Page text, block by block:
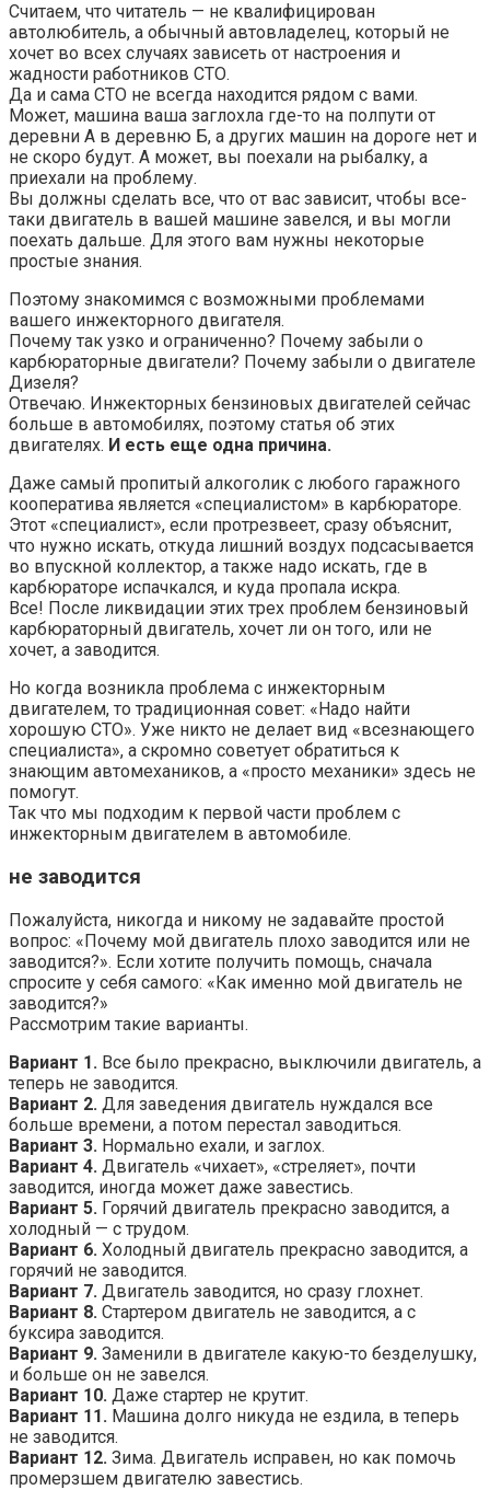
Считаем, что читатель — не квалифицирован
автолюбитель, а обычный автовладелец, который не
хочет во всех случаях зависеть от настроения и
жадности работников СТО.
Да и сама СТО не всегда находится рядом с вами.
Может, машина ваша заглохла где-то на полпути от
деревни А в деревню Б, а других машин на дороге нет и
не скоро будут. А может, вы поехали на рыбалку, а
приехали на проблему.
Вы должны сделать все, что от вас зависит, чтобы все-
таки двигатель в вашей машине завелся, и вы могли
поехать дальше. Для этого вам нужны некоторые
простые знания.
Поэтому знакомимся с возможными проблемами
вашего инжекторного двигателя.
Почему так узко и ограниченно? Почему забыли о
карбюраторные двигатели? Почему забыли о двигателе
Дизеля?
Отвечаю. Инжекторных бензиновых двигателей сейчас
больше в автомобилях, поэтому статья об этих
двигателях. И есть еще одна причина.
Даже самый пропитый алкоголик с любого гаражного
кооператива является «специалистом» в карбюраторе.
Этот «специалист», если протрезвеет, сразу объяснит,
что нужно искать, откуда лишний воздух подсасывается
во впускной коллектор, а также надо искать, где в
карбюраторе испачкался, и куда пропала искра.
Все! После ликвидации этих трех проблем бензиновый
карбюраторный двигатель, хочет ли он того, или не
хочет, а заводится.
Но когда возникла проблема с инжекторным
двигателем, то традиционная совет: «Надо найти
хорошую СТО». Уже никто не делает вид «всезнающего
специалиста», а скромно советует обратиться к
знающим автомехаников, а «просто механики» здесь не
помогут.
Так что мы подходим к первой части проблем с
инжекторным двигателем в автомобиле.
не заводится
Пожалуйста, никогда и никому не задавайте простой
вопрос: «Почему мой двигатель плохо заводится или не
заводится?». Если хотите получить помощь, сначала
спросите у себя самого: «Как именно мой двигатель не
заводится?»
Рассмотрим такие варианты.
Вариант 1. Все было прекрасно, выключили двигатель, а
теперь не заводится.
Вариант 2. Для заведения двигатель нуждался все
больше времени, а потом перестал заводиться.
Вариант 3. Нормально ехали, и заглох.
Вариант 4. Двигатель «чихает», «стреляет», почти
заводится, иногда может даже завестись.
Вариант 5. Горячий двигатель прекрасно заводится, а
холодный — с трудом.
Вариант 6. Холодный двигатель прекрасно заводится, а
горячий не заводится.
Вариант 7. Двигатель заводится, но сразу глохнет.
Вариант 8. Стартером двигатель не заводится, а с
буксира заводится.
Вариант 9. Заменили в двигателе какую-то безделушку,
и больше он не завелся.
Вариант 10. Даже стартер не крутит.
Вариант 11. Машина долго никуда не ездила, в теперь
не заводится.
Вариант 12. Зима. Двигатель исправен, но как помочь
промерзшем двигателю завестись.